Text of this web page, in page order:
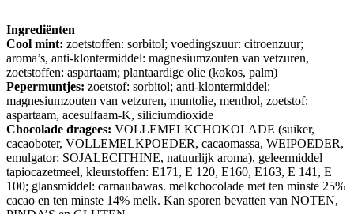
Ingrediënten
Cool mint: zoetstoffen: sorbitol; voedingszuur: citroenzuur;
aroma’s, anti-klontermiddel: magnesiumzouten van vetzuren,
zoetstoffen: aspartaam; plantaardige olie (kokos, palm)
Pepermuntjes: zoetstof: sorbitol; anti-klontermiddel:
magnesiumzouten van vetzuren, muntolie, menthol, zoetstof:
aspartaam, acesulfaam-K, siliciumdioxide
Chocolade dragees: VOLLEMELKCHOKOLADE (suiker,
cacaoboter, VOLLEMELKPOEDER, cacaomassa, WEIPOEDER,
emulgator: SOJALECITHINE, natuurlijk aroma), geleermiddel
tapiocazetmeel, kleurstoffen: E171, E 120, E160, E163, E 141, E
100; glansmiddel: carnaubawas. melkchocolade met ten minste 25%
cacao en ten minste 14% melk. Kan sporen bevatten van NOTEN,